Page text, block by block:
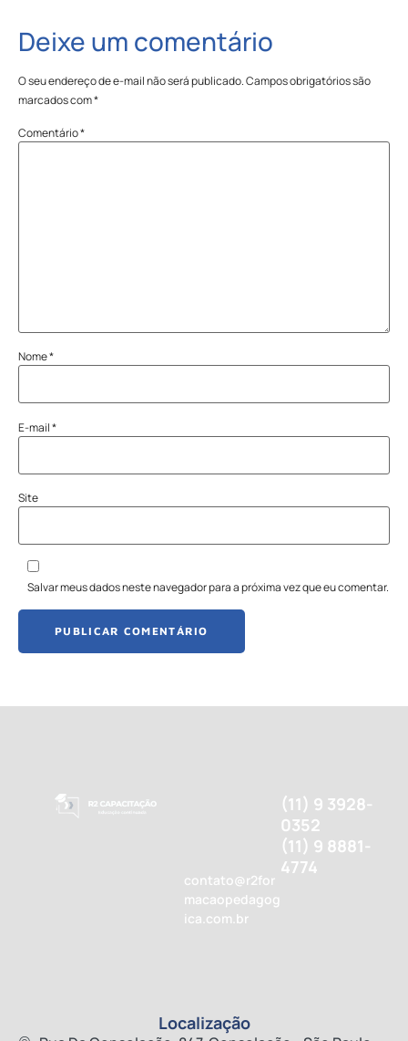
Deixe um comentário
O seu endereço de e-mail não será publicado.Campos obrigatórios são
marcados com*
Comentário*
Nome*
E-mail*
Site
Salvar meus dados neste navegador para a próxima vez que eu comentar.
contato@r2for
macaopedagog
ica.com.br
(11) 9 3928-
0352
(11) 9 8881-
4774
Localização